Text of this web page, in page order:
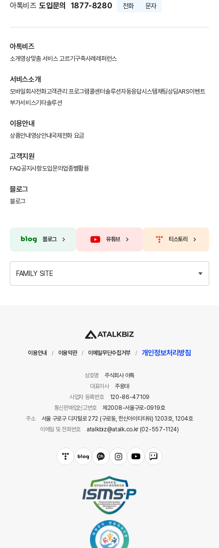
아톡비즈 도입문의 1877-8280 전화 문자
아톡비즈
소개영상맞춤 서비스 고르기구축사례 레퍼런스
서비스소개
모바일회사전화고객관리 프로그램콜센터솔루션자동응답시스템채팅상담ARS이벤트
부가서비스기타솔루션
이용안내
상품안내 영상안내국제전화 요금
고객지원
FAQ공지사항도입문의 업종별활용
블로그
블로그
블로그 유튜브 티스토리
FAMILY SITE
이용안내 / 이용약관 / 이메일무단수집거부 / 개인정보처리방침
상호명
주식회사 아톡
대표이사
주웅대
사업자 등록번호
120-86-47109
통신판매업신고번호
제2008-서울구로-0919호
주소
서울 구로구 디지털로 272 (구로동, 한신아이티타워) 1203호, 1204호
이메일 및 전화번호
atalkbiz@atalk.co.kr (02-557-1124)